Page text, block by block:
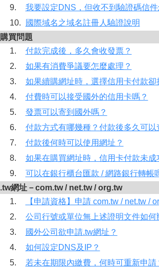
9.
我要設定DNS，但收不到驗證碼信件
10.
國際域名之域名註冊人驗證說明
購買問題
1.
付款完成後，多久會收發票？
2.
如果有消費爭議要怎麼處理？
3.
如果續購網址時，選擇信用卡付款
4.
付費時可以接受國外的信用卡嗎？
5.
發票可以寄到國外嗎？
6.
付款方式有哪幾種？付款後多久可以
7.
付款後何時可以使用網址？
8.
如果在購買網址時，信用卡付款未成
9.
可以在銀行櫃台匯款 / 網路銀行轉帳
.tw網址－com.tw / net.tw / org.tw
1.
【申請資格】申請 com.tw / net.tw /
2.
公司行號或單位無上述證明文件如何
3.
國外公司欲申請.tw網址？
4.
如何設定DNS及IP？
5.
若未在期限內繳費，何時可重新申請